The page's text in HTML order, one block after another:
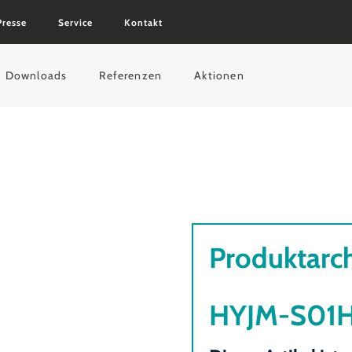
Service Kontakt
Downloads Referenzen Aktionen
HYJM-